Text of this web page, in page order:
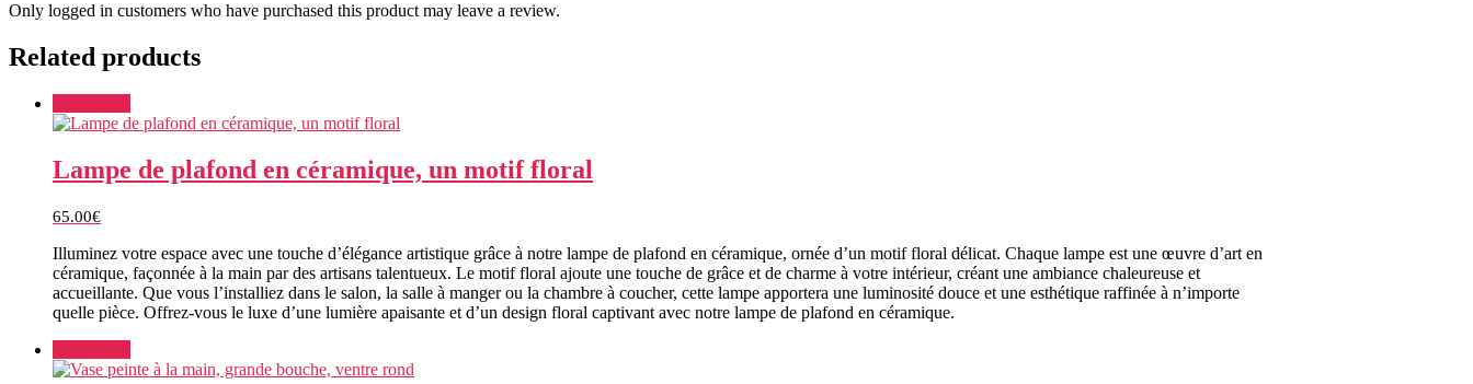
Only logged in customers who have purchased this product may leave a review.
Related products
Lampe de plafond en céramique, un motif floral
65.00€
Illuminez votre espace avec une touche d’élégance artistique grâce à notre lampe de plafond en céramique, ornée d’un motif floral délicat. Chaque lampe est une œuvre d’art en
céramique, façonnée à la main par des artisans talentueux. Le motif floral ajoute une touche de grâce et de charme à votre intérieur, créant une ambiance chaleureuse et
accueillante. Que vous l’installiez dans le salon, la salle à manger ou la chambre à coucher, cette lampe apportera une luminosité douce et une esthétique raffinée à n’importe
quelle pièce. Offrez-vous le luxe d’une lumière apaisante et d’un design floral captivant avec notre lampe de plafond en céramique.